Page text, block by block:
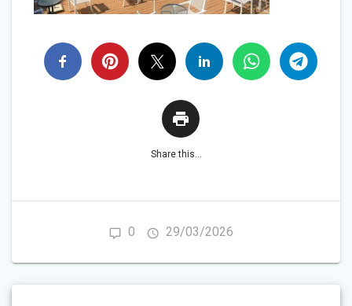
Share this...
0 29/03/2026